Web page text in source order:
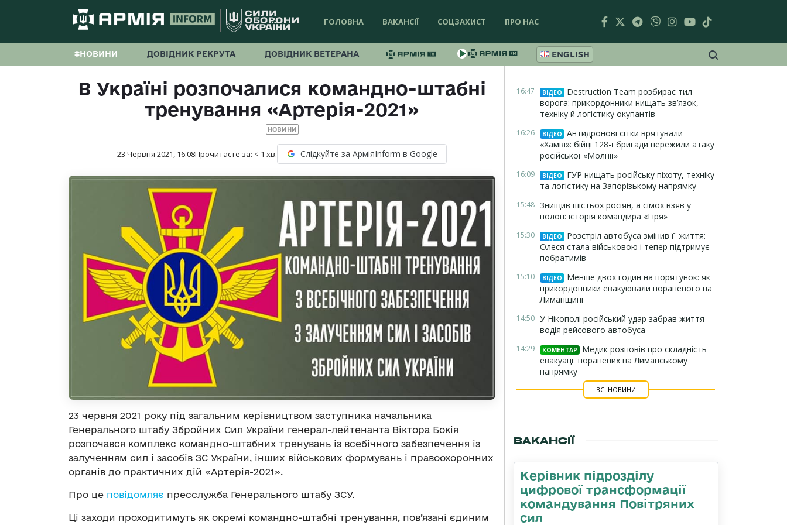
ГОЛОВНА ВАКАНСІЇ СОЦЗАХИСТ ПРО НАС
#НОВИНИ ДОВІДНИК РЕКРУТА ДОВІДНИК ВЕТЕРАНА ENGLISH
В Україні розпочалися командно-штабні
тренування «Артерія-2021»
НОВИНИ
23 Червня 2021, 16:08Прочитаєте за: < 1 хв. Слідкуйте за АрміяInform в Google
23 червня 2021 року під загальним керівництвом заступника начальника
Генерального штабу Збройних Сил України генерал-лейтенанта Віктора Бокія
розпочався комплекс командно-штабних тренувань із всебічного забезпечення із
залученням сил і засобів ЗС України, інших військових формувань і правоохоронних
органів до практичних дій «Артерія-2021».
Про це повідомляє пресслужба Генерального штабу ЗСУ.
Ці заходи проходитимуть як окремі командно-штабні тренування, пов’язані єдиним
16:47 ВІДЕО
Destruction Team розбирає тил
ворога: прикордонники нищать зв’язок,
техніку й логістику окупантів
16:26 ВІДЕО
Антидронові сітки врятували
«Хамві»: бійці 128-ї бригади пережили атаку
російської «Молнії»
16:09 ВІДЕО
ГУР нищать російську піхоту, техніку
та логістику на Запорізькому напрямку
15:48 Знищив шістьох росіян, а сімох взяв у
полон: історія командира «Гіря»
15:30 ВІДЕО
Розстріл автобуса змінив її життя:
Олеся стала військовою і тепер підтримує
побратимів
15:10 ВІДЕО
Менше двох годин на порятунок: як
прикордонники евакуювали пораненого на
Лиманщині
14:50 У Нікополі російський удар забрав життя
водія рейсового автобуса
14:29 КОМЕНТАР
Медик розповів про складність
евакуації поранених на Лиманському
напрямку
ВСІ НОВИНИ
ВАКАНСІЇ
Керівник підрозділу
цифрової трансформації
командування Повітряних
сил